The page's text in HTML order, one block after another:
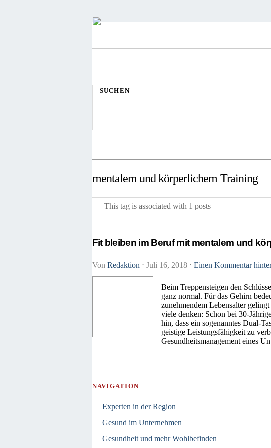
SUCHEN
mentalem und körperlichem Training
This tag is associated with 1 posts
Fit bleiben im Beruf mit mentalem und
Von Redaktion ⋅ Juli 16, 2018 ⋅ Einen Kommentar
Beim Treppensteigen den
ganz normal. Für das Gehirn
zunehmendem Lebensalter
viele denken: Schon bei 30-
hin, dass ein sogenanntes Dual-
geistige Leistungsfähigkeit zu
Gesundheitsmanagement eines
—
NAVIGATION
Experten in der Region
Gesund im Unternehmen
Gesundheit und mehr Wohlbefinden